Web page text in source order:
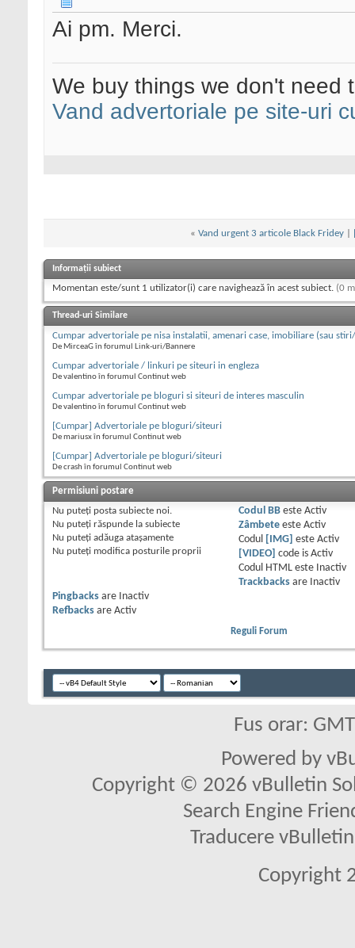
Ai pm. Merci.
We buy things we don't need
Vand advertoriale pe site-uri
« Vand urgent 3 articole Black Fridey|
Informații subiect
Momentan este/sunt 1 utilizator(i) care navighează în acest subiect. (0
Thread-uri Similare
Cumpar advertoriale pe nisa instalatii, amenari case, imobiliare (sau
De MirceaG în forumul Link-uri/Bannere
Cumpar advertoriale / linkuri pe siteuri in engleza
De valentino în forumul Continut web
Cumpar advertoriale pe bloguri si siteuri de interes masculin
De valentino în forumul Continut web
[Cumpar] Advertoriale pe bloguri/siteuri
De mariusx în forumul Continut web
[Cumpar] Advertoriale pe bloguri/siteuri
De crash în forumul Continut web
Permisiuni postare
Nu puteţi posta subiecte noi.
Nu puteţi răspunde la subiecte
Nu puteţi adăuga ataşamente
Nu puteţi modifica posturile proprii
Codul BBeste Activ
Zâmbeteeste Activ
Codul
[IMG] este Activ
[VIDEO]
code is Activ
Codul HTML este
Inactiv
Trackbacksare
Inactiv
Pingbacks are
Inactiv
Refbacks are Activ
Reguli Forum
Fus orar:
Powered by
Copyright © 2026 vBulletin
Search Engine
Traducere
Copyright